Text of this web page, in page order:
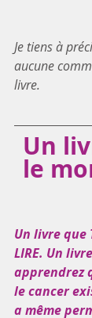
Je tiens à
aucune
livre.
Un
le
Un livre que
LIRE. Un
apprendrez
le cancer
a même